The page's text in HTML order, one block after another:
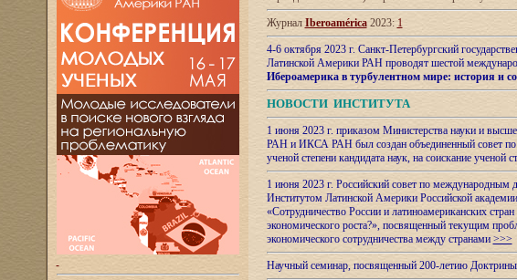
Журнал Iberoamérica2023: 1
4-6 октября 2023 г. Санкт-Петербургский
Латинской Америки РАН проводят шестой
Ибероамерика в турбулентном мире: история и
НОВОСТИ ИНСТИТУТА
1 июня 2023 г. приказом Министерства науки и
РАН и ИКСА РАН был создан объединенный совет по
ученой степени кандидата наук, на соискание ученой
1 июня 2023 г. Российский совет по
Институтом Латинской Америки Российской
«Сотрудничество России и латиноамериканских
экономического роста?», посвященный текущим
экономического сотрудничества между странами >>>
Научный семинар, посвященный 200-летию